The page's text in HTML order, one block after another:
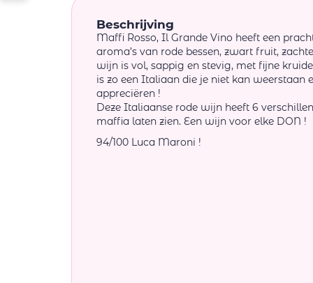
Beschrijving
Maffi Rosso, Il Grande Vino heeft een
aroma’s van rode bessen, zwart fruit,
wijn is vol, sappig en stevig, met fijne
is zo een Italiaan die je niet kan weerstaan
appreciëren !
Deze Italiaanse rode wijn heeft 6
maffia laten zien. Een wijn voor elke DON !
94/100 Luca Maroni !